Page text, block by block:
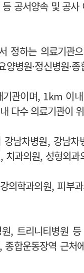
공서양속 및 공
하는 의료기관
양병원·정신병원·
관이며, 1km 이
다수 의료기관이
남차병원, 강남
과의원, 성형외
의학과의원, 피부
, 트리니티병원
합운동장역 근처